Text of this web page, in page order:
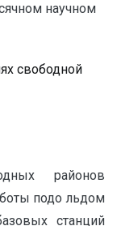
научном
свободной
районов
подо льдом
станций